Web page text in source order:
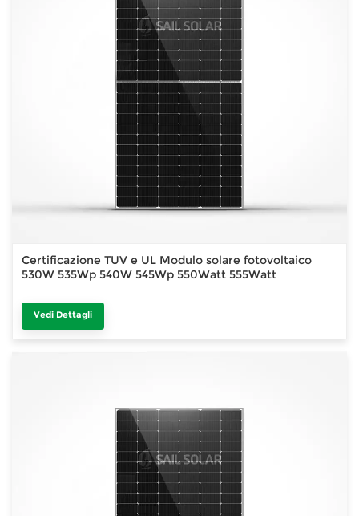
Certificazione TUV e UL Modulo solare fotovoltaico
530W 535Wp 540W 545Wp 550Watt 555Watt
Vedi Dettagli